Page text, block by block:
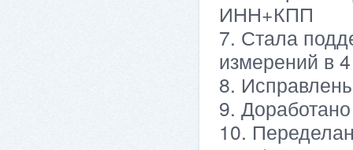
ИНН+КПП
7. Стала
измерений в
8.
9.
10.